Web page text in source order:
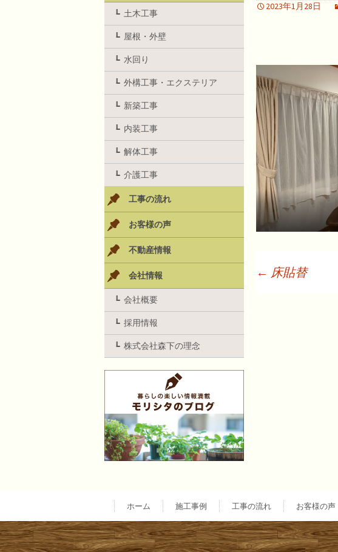
2023年1月28日
ー
シ
← 床貼替
土木工事
屋根・外壁
水回り
外構工事・エクステリア
新築工事
内装工事
解体工事
介護工事
工事の流れ
お客様の声
不動産情報
会社情報
会社概要
採用情報
株式会社森下の理念
ホーム 施工事例 工事の流れ お客様の声